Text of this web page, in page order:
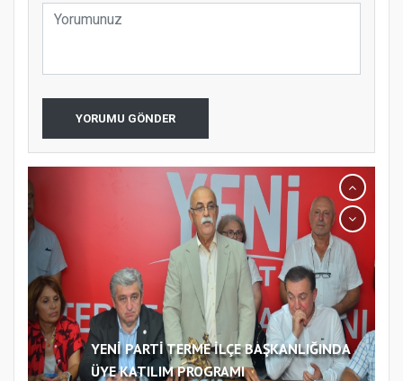
YORUMU GÖNDER
YENİ PARTİ TERME İLÇE BAŞKANLIĞINDA
ÜYE KATILIM PROGRAMI